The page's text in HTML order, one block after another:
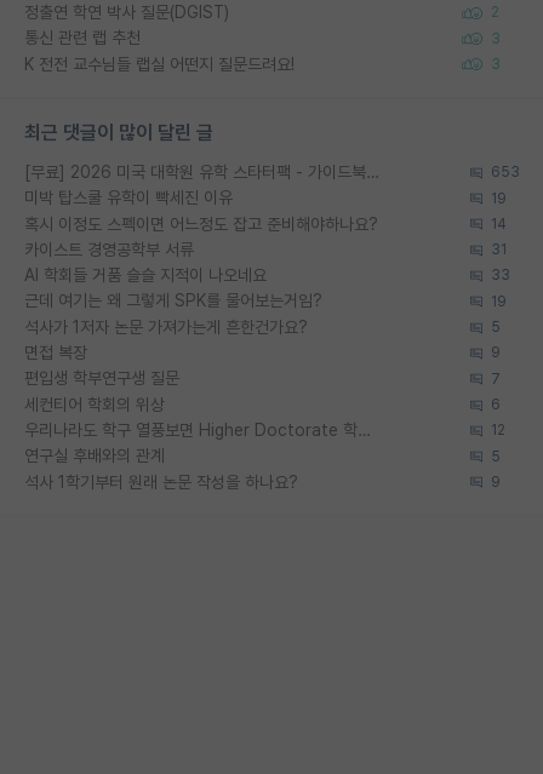
정출연 학연 박사 질문(DGIST) 2
통신 관련 랩 추천 3
K 전전 교수님들 랩실 어떤지 질문드려요! 3
최근 댓글이 많이 달린 글
[무료] 2026 미국 대학원 유학 스타터팩 - 가이드북 & 합격자 컨택메일 템플릿 653
미박 탑스쿨 유학이 빡세진 이유 19
혹시 이정도 스펙이면 어느정도 잡고 준비해야하나요? 14
카이스트 경영공학부 서류 31
AI 학회들 거품 슬슬 지적이 나오네요 33
근데 여기는 왜 그렇게 SPK를 물어보는거임? 19
석사가 1저자 논문 가져가는게 흔한건가요? 5
면접 복장 9
편입생 학부연구생 질문 7
세컨티어 학회의 위상 6
우리나라도 학구 열풍보면 Higher Doctorate 학위가 필요하다고 봅니다. 12
연구실 후배와의 관계 5
석사 1학기부터 원래 논문 작성을 하나요? 9